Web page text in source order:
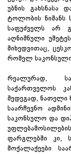
უბნის გახსნასა
ტოლობის ნიშანს
საფუძველს არ
აღნიშნული
მიხედვითაც,
რომელ
რეალურად,
საქართველოს
შედეგად, ნათელი
საარჩევნო
საკონსულო და
ფარგლებში კი,
მოქალაქეები